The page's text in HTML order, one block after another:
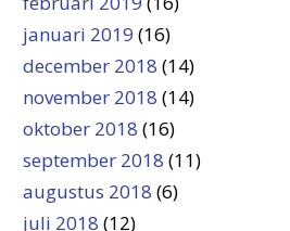
januari 2019 (16)
december 2018 (14)
november 2018 (14)
oktober 2018 (16)
september 2018 (11)
augustus 2018 (6)
juli 2018 (12)